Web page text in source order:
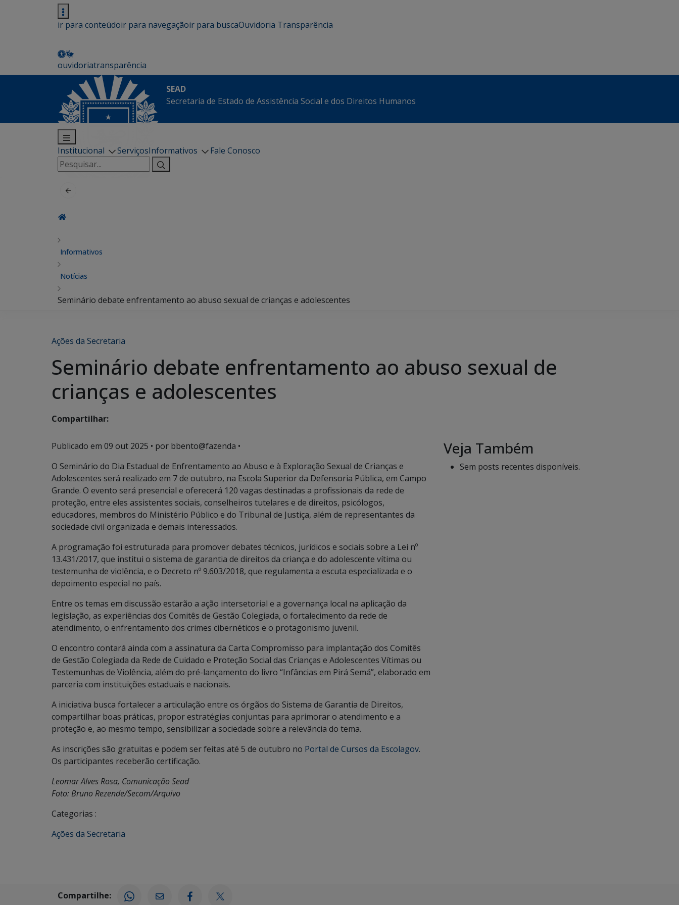
ir para conteúdoir para navegaçãoir para buscaOuvidoria Transparência
ouvidoriatransparência
SEAD
Secretaria de Estado de Assistência Social e dos Direitos Humanos
Institucional ServiçosInformativos
Fale Conosco
Pesquisar
por:
Informativos
Notícias
Seminário debate enfrentamento ao abuso sexual de crianças e adolescentes
Ações da Secretaria
Seminário debate enfrentamento ao abuso sexual de
crianças e adolescentes
Compartilhar:
Publicado em 09 out 2025 • por bbento@fazenda •
O Seminário do Dia Estadual de Enfrentamento ao Abuso e à Exploração Sexual de Crianças e
Adolescentes será realizado em 7 de outubro, na Escola Superior da Defensoria Pública, em Campo
Grande. O evento será presencial e oferecerá 120 vagas destinadas a profissionais da rede de
proteção, entre eles assistentes sociais, conselheiros tutelares e de direitos, psicólogos,
educadores, membros do Ministério Público e do Tribunal de Justiça, além de representantes da
sociedade civil organizada e demais interessados.
A programação foi estruturada para promover debates técnicos, jurídicos e sociais sobre a Lei nº
13.431/2017, que institui o sistema de garantia de direitos da criança e do adolescente vítima ou
testemunha de violência, e o Decreto nº 9.603/2018, que regulamenta a escuta especializada e o
depoimento especial no país.
Entre os temas em discussão estarão a ação intersetorial e a governança local na aplicação da
legislação, as experiências dos Comitês de Gestão Colegiada, o fortalecimento da rede de
atendimento, o enfrentamento dos crimes cibernéticos e o protagonismo juvenil.
O encontro contará ainda com a assinatura da Carta Compromisso para implantação dos Comitês
de Gestão Colegiada da Rede de Cuidado e Proteção Social das Crianças e Adolescentes Vítimas ou
Testemunhas de Violência, além do pré-lançamento do livro “Infâncias em Pirá Semá”, elaborado em
parceria com instituições estaduais e nacionais.
A iniciativa busca fortalecer a articulação entre os órgãos do Sistema de Garantia de Direitos,
compartilhar boas práticas, propor estratégias conjuntas para aprimorar o atendimento e a
proteção e, ao mesmo tempo, sensibilizar a sociedade sobre a relevância do tema.
As inscrições são gratuitas e podem ser feitas até 5 de outubro no Portal de Cursos da Escolagov.
Os participantes receberão certificação.
Leomar Alves Rosa, Comunicação Sead
Foto: Bruno Rezende/Secom/Arquivo
Categorias :
Ações da Secretaria
Veja Também
Sem posts recentes disponíveis.
Compartilhe: